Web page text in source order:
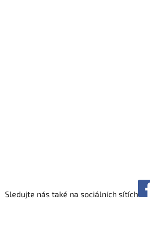
Sledujte nás také na sociálních sítích